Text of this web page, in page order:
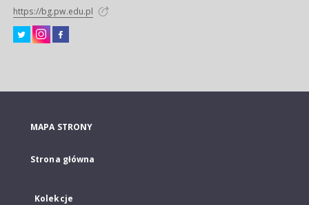
https://bg.pw.edu.pl
MAPA STRONY
Strona główna
Kolekcje